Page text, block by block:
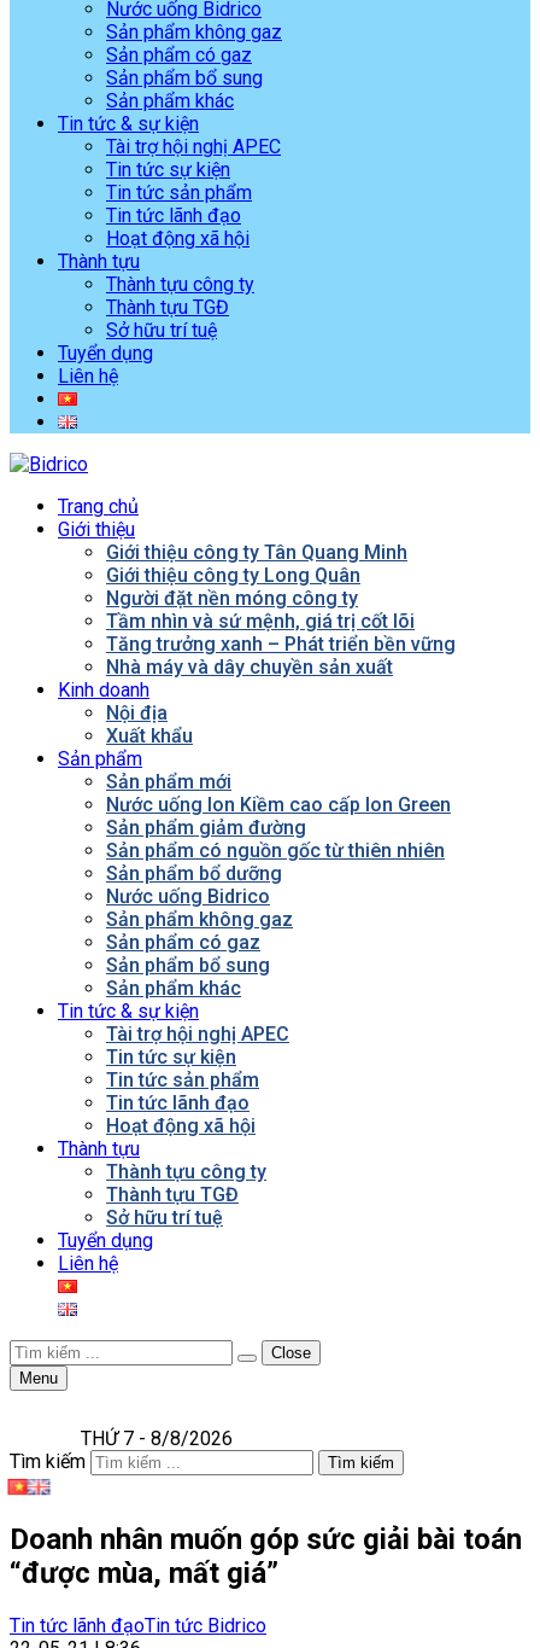
Nước uống Bidrico
Sản phẩm không gaz
Sản phẩm có gaz
Sản phẩm bổ sung
Sản phẩm khác
Tin tức & sự kiện
Tài trợ hội nghị APEC
Tin tức sự kiện
Tin tức sản phẩm
Tin tức lãnh đạo
Hoạt động xã hội
Thành tựu
Thành tựu công ty
Thành tựu TGĐ
Sở hữu trí tuệ
Tuyển dụng
Liên hệ
Trang chủ
Giới thiệu
Giới thiệu công ty Tân Quang Minh
Giới thiệu công ty Long Quân
Người đặt nền móng công ty
Tầm nhìn và sứ mệnh, giá trị cốt lõi
Tăng trưởng xanh – Phát triển bền vững
Nhà máy và dây chuyền sản xuất
Kinh doanh
Nội địa
Xuất khẩu
Sản phẩm
Sản phẩm mới
Nước uống Ion Kiềm cao cấp Ion Green
Sản phẩm giảm đường
Sản phẩm có nguồn gốc từ thiên nhiên
Sản phẩm bổ dưỡng
Nước uống Bidrico
Sản phẩm không gaz
Sản phẩm có gaz
Sản phẩm bổ sung
Sản phẩm khác
Tin tức & sự kiện
Tài trợ hội nghị APEC
Tin tức sự kiện
Tin tức sản phẩm
Tin tức lãnh đạo
Hoạt động xã hội
Thành tựu
Thành tựu công ty
Thành tựu TGĐ
Sở hữu trí tuệ
Tuyển dụng
Liên hệ
Close
Menu
THỨ 7 - 8/8/2026
Tìm kiếm
Tìm kiếm
Doanh nhân muốn góp sức giải bài toán
“được mùa, mất giá”
Tin tức lãnh đạoTin tức Bidrico